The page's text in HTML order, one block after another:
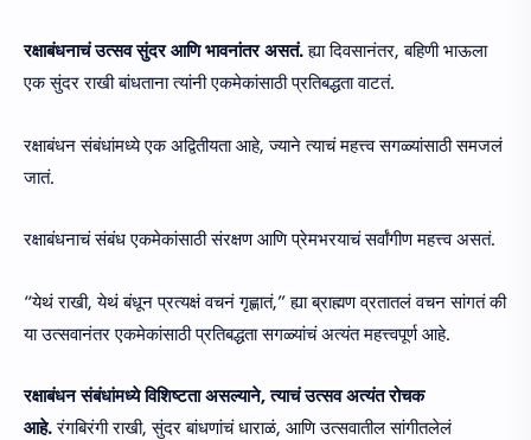
रक्षाबंधनाचं उत्सव सुंदर आणि भावनांतर असतं.ह्या दिवसानंतर, बहिणी भाऊला
एक सुंदर राखी बांधताना त्यांनी एकमेकांसाठी प्रतिबद्धता वाटतं.
रक्षाबंधन संबंधांमध्ये एक अद्वितीयता आहे, ज्याने त्याचं महत्त्व सगळ्यांसाठी समजलं
जातं.
रक्षाबंधनाचं संबंध एकमेकांसाठी संरक्षण आणि प्रेमभरयाचं सर्वांगीण महत्त्व असतं.
“येथं राखी, येथं बंधून प्रत्यक्षं वचनं गृह्णातं,” ह्या ब्राह्मण व्रतातलं वचन सांगतं की
या उत्सवानंतर एकमेकांसाठी प्रतिबद्धता सगळ्यांचं अत्यंत महत्त्वपूर्ण आहे.
रक्षाबंधन संबंधांमध्ये विशिष्टता असल्याने, त्याचं उत्सव अत्यंत रोचक
आहे.रंगबिरंगी राखी, सुंदर बांधणांचं धाराळं, आणि उत्सवातील सांगीतलेलं